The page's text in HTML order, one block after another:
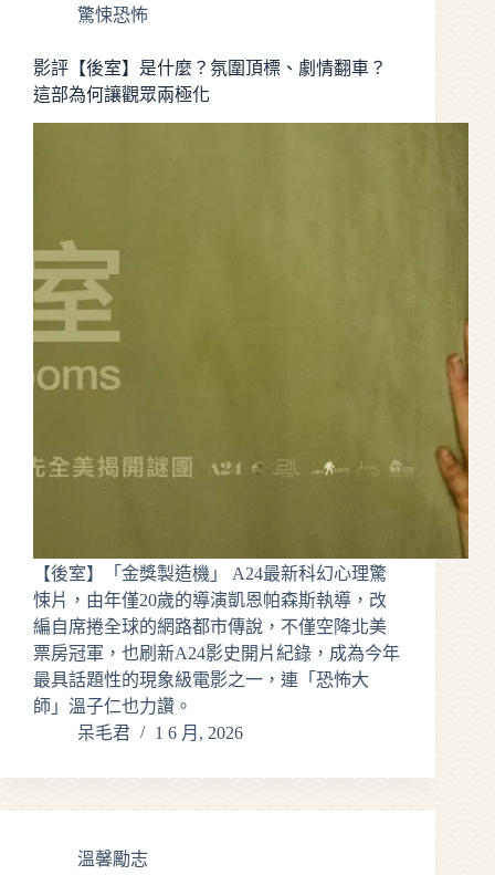
驚悚恐怖
影評【後室】是什麼？氛圍頂標、劇情翻車？
這部為何讓觀眾兩極化
【後室】「金獎製造機」 A24最新科幻心理驚
悚片，由年僅20歲的導演凱恩帕森斯執導，改
編自席捲全球的網路都市傳說，不僅空降北美
票房冠軍，也刷新A24影史開片紀錄，成為今年
最具話題性的現象級電影之一，連「恐怖大
師」溫子仁也力讚。
呆毛君
1 6 月, 2026
溫馨勵志